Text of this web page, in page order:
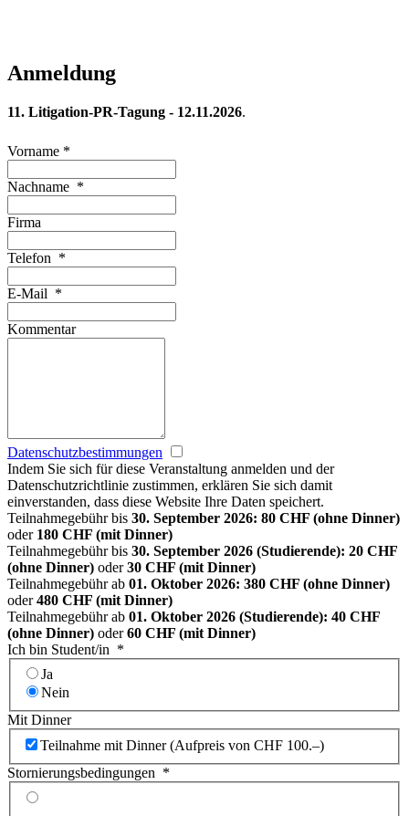
Anmeldung
11. Litigation-PR-Tagung - 12.11.2026.
Vorname *
Nachname *
Firma
Telefon *
E-Mail *
Kommentar
Datenschutzbestimmungen
Indem Sie sich für diese Veranstaltung anmelden und der
Datenschutzrichtlinie zustimmen, erklären Sie sich damit
einverstanden, dass diese Website Ihre Daten speichert.
Teilnahmegebühr bis 30. September 2026: 80 CHF (ohne Dinner)
oder 180 CHF (mit Dinner)
Teilnahmegebühr bis 30. September 2026 (Studierende): 20 CHF
(ohne Dinner) oder30 CHF (mit Dinner)
Teilnahmegebühr ab 01. Oktober 2026: 380 CHF (ohne Dinner)
oder480 CHF (mit Dinner)
Teilnahmegebühr ab 01. Oktober 2026 (Studierende): 40 CHF
(ohne Dinner) oder60 CHF (mit Dinner)
Ich bin Student/in *
Ja
Nein
Mit Dinner
Teilnahme mit Dinner (Aufpreis von CHF 100.–)
Stornierungsbedingungen *